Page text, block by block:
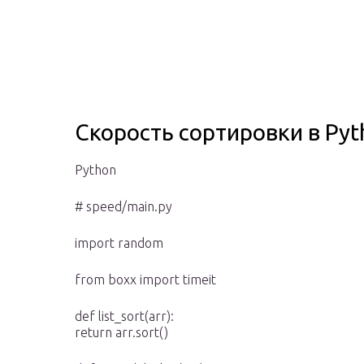
Скорость сортировки в
Python
# speed/main.py
import random
from boxx import timeit
def list_sort(arr):
return arr.sort()